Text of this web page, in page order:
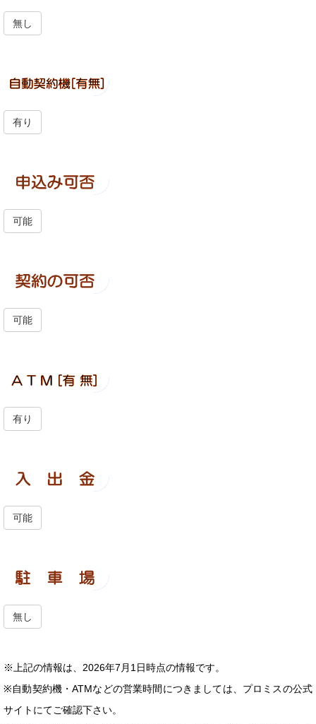
無し
有り
可能
可能
有り
可能
無し
※上記の情報は、2026年7月1日時点の情報です。
※自動契約機・ATMなどの営業時間につきましては、プロミスの公式
サイトにてご確認下さい。